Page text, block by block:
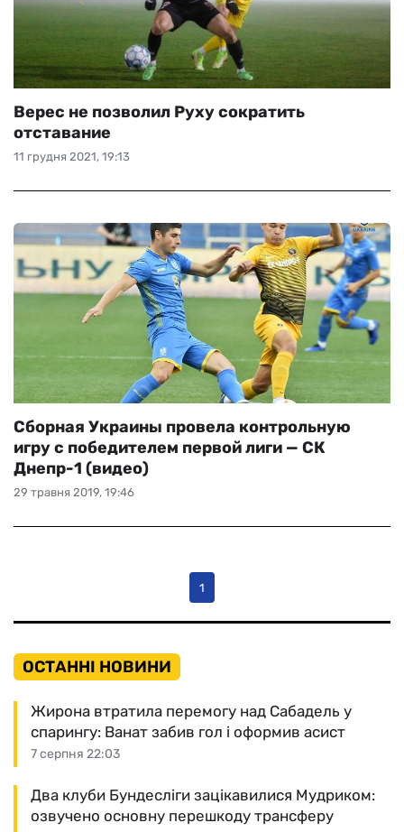
11 грудня 2021, 19:13
Верес не позволил Руху сократить
отставание
29 травня 2019, 19:46
Сборная Украины провела контрольную
игру с победителем первой лиги — СК
Днепр-1 (видео)
1
ОСТАННІ НОВИНИ
7 серпня 22:03
Жирона втратила перемогу над Сабадель у
спарингу: Ванат забив гол і оформив асист
Два клуби Бундесліги зацікавилися Мудриком:
озвучено основну перешкоду трансферу